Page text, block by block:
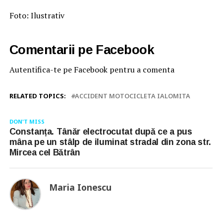
Foto: Ilustrativ
Comentarii pe Facebook
Autentifica-te pe Facebook pentru a comenta
RELATED TOPICS: ACCIDENT MOTOCICLETA IALOMITA
DON'T MISS
Constanța. Tânăr electrocutat după ce a pus
mâna pe un stâlp de iluminat stradal din zona str.
Mircea cel Bătrân
Maria Ionescu